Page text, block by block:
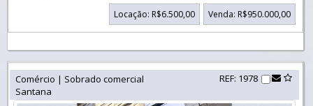
Venda: R$950.000,00
Locação: R$6.500,00
Comércio | Sobrado comercial
Santana
REF: 1978